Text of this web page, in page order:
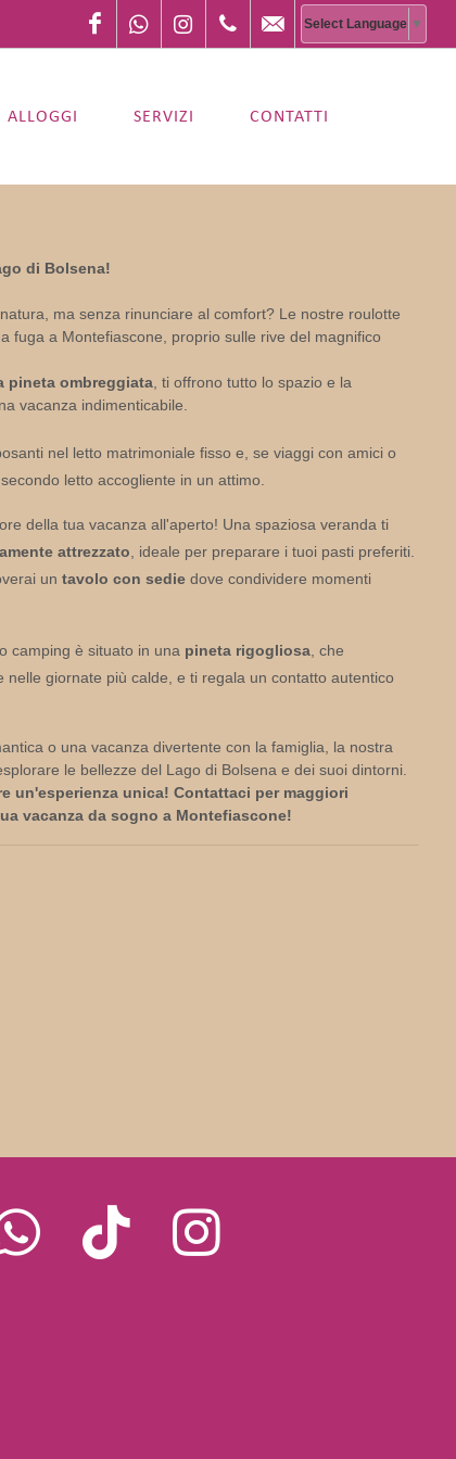
FacebookWhatsAppInstagram+393514392236Select Language ▼
ALLOGGI SERVIZI CONTATTI
di Bolsena!
ma senza rinunciare al comfort? Le nostre roulotte
fuga a Montefiascone, proprio sulle rive del magnifico
pineta ombreggiata, ti offrono tutto lo spazio e la
vacanza indimenticabile.
nel letto matrimoniale fisso e, se viaggi con amici o
letto accogliente in un attimo.
della tua vacanza all'aperto! Una spaziosa veranda ti
attrezzato , ideale per preparare i tuoi pasti preferiti.
un tavolo con sediedove condividere momenti
camping è situato in una pineta rigogliosa, che
giornate più calde, e ti regala un contatto autentico
o una vacanza divertente con la famiglia, la nostra
le bellezze del Lago di Bolsena e dei suoi dintorni.
un'esperienza unica! Contattaci per maggiori
vacanza da sogno a Montefiascone!